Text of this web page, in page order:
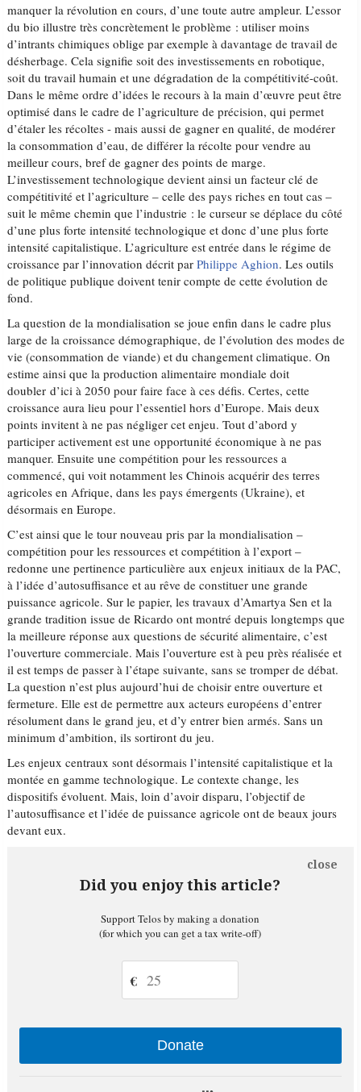
manquer la révolution en cours, d’une toute autre ampleur. L’essor
du bio illustre très concrètement le problème : utiliser moins
d’intrants chimiques oblige par exemple à davantage de travail de
désherbage. Cela signifie soit des investissements en robotique,
soit du travail humain et une dégradation de la compétitivité-coût.
Dans le même ordre d’idées le recours à la main d’œuvre peut être
optimisé dans le cadre de l’agriculture de précision, qui permet
d’étaler les récoltes - mais aussi de gagner en qualité, de modérer
la consommation d’eau, de différer la récolte pour vendre au
meilleur cours, bref de gagner des points de marge.
L’investissement technologique devient ainsi un facteur clé de
compétitivité et l’agriculture – celle des pays riches en tout cas –
suit le même chemin que l’industrie : le curseur se déplace du côté
d’une plus forte intensité technologique et donc d’une plus forte
intensité capitalistique. L’agriculture est entrée dans le régime de
croissance par l’innovation décrit parPhilippe Aghion. Les outils
de politique publique doivent tenir compte de cette évolution de
fond.
La question de la mondialisation se joue enfin dans le cadre plus
large de la croissance démographique, de l’évolution des modes de
vie (consommation de viande) et du changement climatique. On
estime ainsi que la production alimentaire mondiale doit
doubler d’ici à 2050 pour faire face à ces défis. Certes, cette
croissance aura lieu pour l’essentiel hors d’Europe. Mais deux
points invitent à ne pas négliger cet enjeu. Tout d’abord y
participer activement est une opportunité économique à ne pas
manquer. Ensuite une compétition pour les ressources a
commencé, qui voit notamment les Chinois acquérir des terres
agricoles en Afrique, dans les pays émergents (Ukraine), et
désormais en Europe.
C’est ainsi que le tour nouveau pris par la mondialisation –
compétition pour les ressources et compétition à l’export –
redonne une pertinence particulière aux enjeux initiaux de la PAC,
à l’idée d’autosuffisance et au rêve de constituer une grande
puissance agricole. Sur le papier, les travaux d’Amartya Sen et la
grande tradition issue de Ricardo ont montré depuis longtemps que
la meilleure réponse aux questions de sécurité alimentaire, c’est
l’ouverture commerciale. Mais l’ouverture est à peu près réalisée et
il est temps de passer à l’étape suivante, sans se tromper de débat.
La question n’est plus aujourd’hui de choisir entre ouverture et
fermeture. Elle est de permettre aux acteurs européens d’entrer
résolument dans le grand jeu, et d’y entrer bien armés. Sans un
minimum d’ambition, ils sortiront du jeu.
Les enjeux centraux sont désormais l’intensité capitalistique et la
montée en gamme technologique. Le contexte change, les
dispositifs évoluent. Mais, loin d’avoir disparu, l’objectif de
l’autosuffisance et l’idée de puissance agricole ont de beaux jours
devant eux.
Did you enjoy this article?
close
Support Telos by making a donation
(for which you can get a tax write-off)
€
Donate